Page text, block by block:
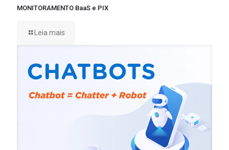
MONITORAMENTO BaaS e PIX
Leia mais